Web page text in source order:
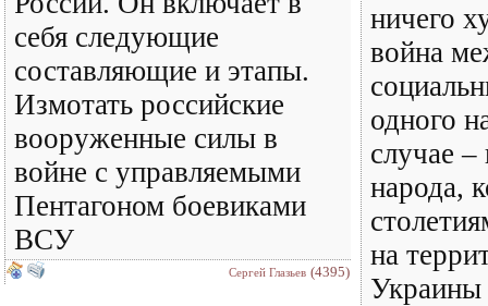
себя следующие
составляющие и этапы.
Измотать российские
вооруженные силы в
войне с управляемыми
Пентагоном боевиками
ВСУ
Сергей Глазьев (4395)
ничего
война
одного
случае –
народа,
на
Украины